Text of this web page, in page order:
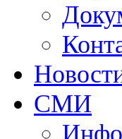
СМИ